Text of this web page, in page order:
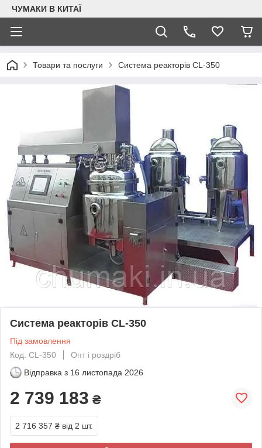
ЧУМАКИ В КИТАЇ
Товари та послуги Система реакторів CL-350
Система реакторів CL-350
Під замовлення
Код: CL-350
Опт і роздріб
Відправка з 16 листопада 2026
2 739 183 ₴
2 716 357 ₴ від 2 шт.